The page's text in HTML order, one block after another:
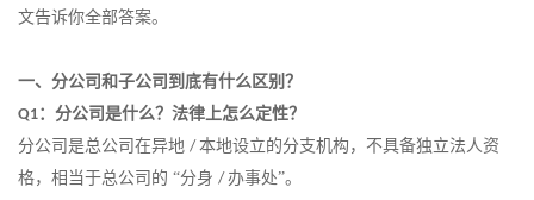
文告诉你全部答案。
一、 分公司和子公司到底有什么 区别 ？
Q1：分公司是什么？法律上怎么定性？
分公司是总公司在异地 / 本地设立的分支机构，不具备独立法人资
格，相当于总公司的 “分身 / 办事处”。